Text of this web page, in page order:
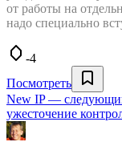
от работы на
надо специально
-4
Посмотреть
New IP —
ужесточение